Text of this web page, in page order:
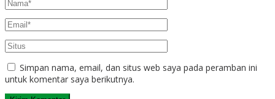
Simpan nama, email, dan situs web saya pada peramban ini
untuk komentar saya berikutnya.